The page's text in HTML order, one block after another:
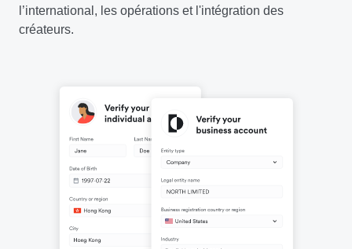
l’international, les opérations et l'intégration des
créateurs.